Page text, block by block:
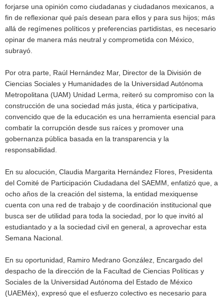
forjarse una opinión como ciudadanas y ciudadanos mexicanos, a
fin de reflexionar qué país desean para ellos y para sus hijos; más
allá de regímenes políticos y preferencias partidistas, es necesario
opinar de manera más neutral y comprometida con México,
subrayó.
Por otra parte, Raúl Hernández Mar, Director de la División de
Ciencias Sociales y Humanidades de la Universidad Autónoma
Metropolitana (UAM) Unidad Lerma, reiteró su compromiso con la
construcción de una sociedad más justa, ética y participativa,
convencido que de la educación es una herramienta esencial para
combatir la corrupción desde sus raíces y promover una
gobernanza pública basada en la transparencia y la
responsabilidad.
En su alocución, Claudia Margarita Hernández Flores, Presidenta
del Comité de Participación Ciudadana del SAEMM, enfatizó que, a
ocho años de la creación del sistema, la entidad mexiquense
cuenta con una red de trabajo y de coordinación institucional que
busca ser de utilidad para toda la sociedad, por lo que invitó al
estudiantado y a la sociedad civil en general, a aprovechar esta
Semana Nacional.
En su oportunidad, Ramiro Medrano González, Encargado del
despacho de la dirección de la Facultad de Ciencias Políticas y
Sociales de la Universidad Autónoma del Estado de México
(UAEMéx), expresó que el esfuerzo colectivo es necesario para